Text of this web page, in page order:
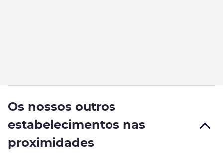
Os nossos outros
estabelecimentos nas
proximidades